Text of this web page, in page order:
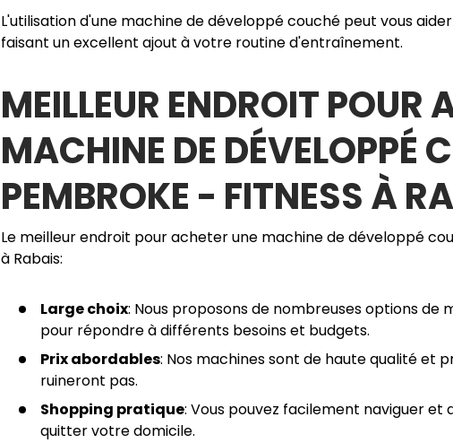
L'utilisation d'une machine de développé couché peut vous
faisant un excellent ajout à votre routine d'entraînement.
MEILLEUR ENDROIT POUR
MACHINE DE DÉVELOPPÉ
PEMBROKE - FITNESS À
Le meilleur endroit pour acheter une machine de développé
à Rabais:
Large choix: Nous proposons de nombreuses options de
pour répondre à différents besoins et budgets.
Prix abordables: Nos machines sont de haute qualité et
ruineront pas.
Shopping pratique: Vous pouvez facilement naviguer
quitter votre domicile.